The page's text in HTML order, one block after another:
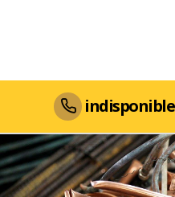
indisponible